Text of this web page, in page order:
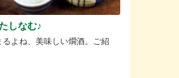
しなむ♪
るよね、美味しい燗酒。ご紹